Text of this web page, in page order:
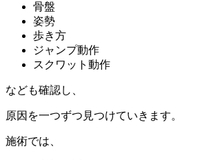
骨盤
姿勢
歩き方
ジャンプ動作
スクワット動作
なども確認し、
原因を一つずつ見つけていきます。
施術では、